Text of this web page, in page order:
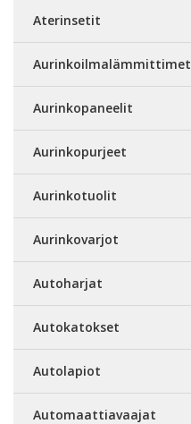
Aterinsetit
Aurinkoilmalämmittimet
Aurinkopaneelit
Aurinkopurjeet
Aurinkotuolit
Aurinkovarjot
Autoharjat
Autokatokset
Autolapiot
Automaattiavaajat